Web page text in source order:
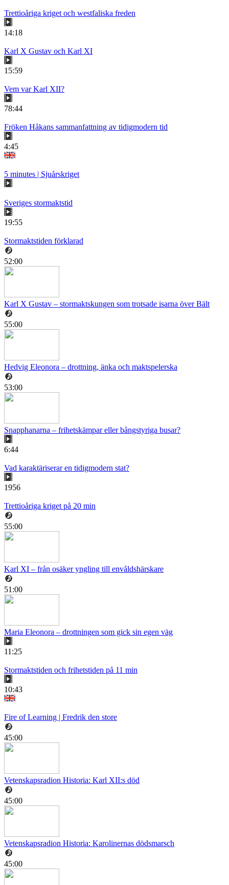
Trettioåriga kriget och westfaliska freden
14:18
Karl X Gustav och Karl XI
15:59
Vem var Karl XII?
78:44
Fröken Håkans sammanfattning av tidigmodern tid
4:45
5 minutes | Sjuårskriget
Sveriges stormaktstid
19:55
Stormaktstiden förklarad
52:00
Karl X Gustav – stormaktskungen som trotsade isarna över Bält
55:00
Hedvig Eleonora – drottning, änka och maktspelerska
53:00
Snapphanarna – frihetskämpar eller bångstyriga busar?
6:44
Vad karaktäriserar en tidigmodern stat?
1956
Trettioåriga kriget på 20 min
55:00
Karl XI – från osäker yngling till envåldshärskare
51:00
Maria Eleonora – drottningen som gick sin egen väg
11:25
Stormaktstiden och frihetstiden på 11 min
10:43
Fire of Learning | Fredrik den store
45:00
Vetenskapsradion Historia: Karl XII:s död
45:00
Vetenskapsradion Historia: Karolinernas dödsmarsch
45:00